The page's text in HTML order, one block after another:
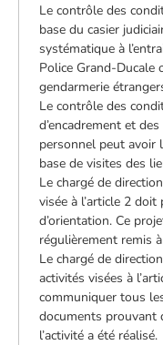
Le contrôle des
base du casier
systématique à
Police Grand-Ducale
gendarmerie
Le contrôle des
d’encadrement et
personnel peut avoir
base de visites des
Le chargé de
visée à l’article 2
d’orientation. Ce
régulièrement remis
Le chargé de
activités visées à
communiquer tous
documents prouvant
l’activité a été réalisé.